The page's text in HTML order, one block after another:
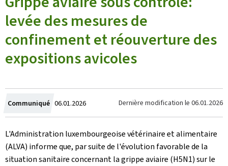
levée des mesures de
confinement et réouverture des
expositions avicoles
Communiqué Crée
le
06.01.2026 Dernière modification le 06.01.2026
L'Administration luxembourgeoise vétérinaire et alimentaire
(ALVA) informe que, par suite de l'évolution favorable de la
situation sanitaire concernant la grippe aviaire (H5N1) sur le